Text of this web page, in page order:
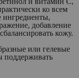
ко всем
ингредиенты,
добавление
кожу.
или гелевые
поддерживать